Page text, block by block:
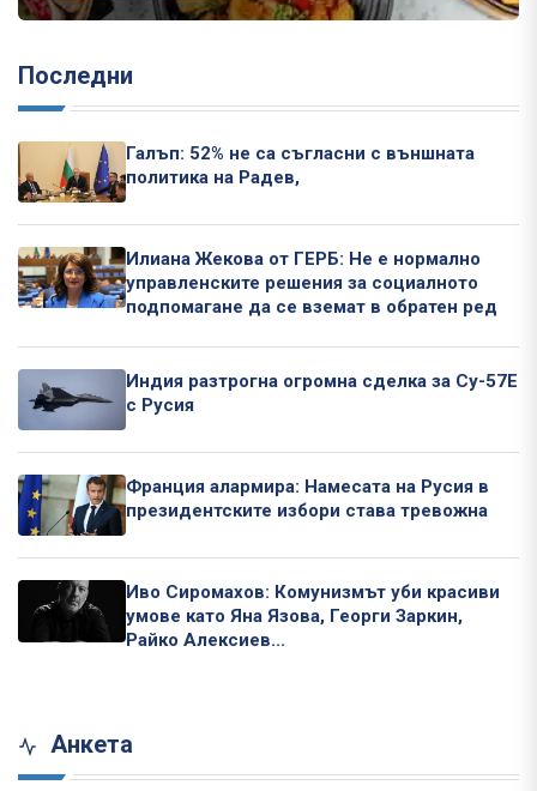
Последни
Галъп: 52% не са съгласни с външната
политика на Радев,
Илиана Жекова от ГЕРБ: Не е нормално
управленските решения за социалното
подпомагане да се вземат в обратен ред
Индия разтрогна огромна сделка за Су-57Е
с Русия
Франция алармира: Намесата на Русия в
президентските избори става тревожна
Иво Сиромахов: Комунизмът уби красиви
умове като Яна Язова, Георги Заркин,
Райко Алексиев...
Анкета